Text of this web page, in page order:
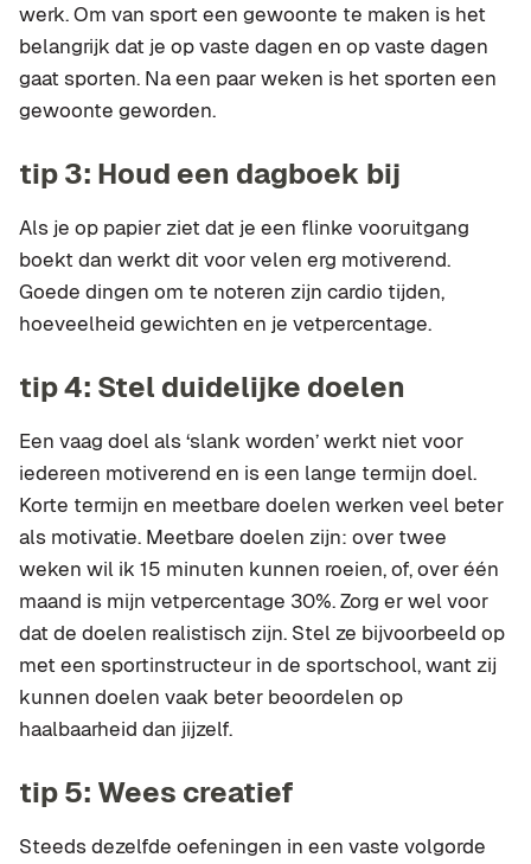
werk. Om van sport een gewoonte te maken is het
belangrijk dat je op vaste dagen en op vaste dagen
gaat sporten. Na een paar weken is het sporten een
gewoonte geworden.
tip 3: Houd een dagboek bij
Als je op papier ziet dat je een flinke vooruitgang
boekt dan werkt dit voor velen erg motiverend.
Goede dingen om te noteren zijn cardio tijden,
hoeveelheid gewichten en je vetpercentage.
tip 4: Stel duidelijke doelen
Een vaag doel als ‘slank worden’ werkt niet voor
iedereen motiverend en is een lange termijn doel.
Korte termijn en meetbare doelen werken veel beter
als motivatie. Meetbare doelen zijn: over twee
weken wil ik 15 minuten kunnen roeien, of, over één
maand is mijn vetpercentage 30%. Zorg er wel voor
dat de doelen realistisch zijn. Stel ze bijvoorbeeld op
met een sportinstructeur in de sportschool, want zij
kunnen doelen vaak beter beoordelen op
haalbaarheid dan jijzelf.
tip 5: Wees creatief
Steeds dezelfde oefeningen in een vaste volgorde